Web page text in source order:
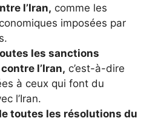
l’Iran, comme les
imposées par
les sanctions
l’Iran, c’est-à-dire
à ceux qui font du
l’Iran.
toutes les résolutions du